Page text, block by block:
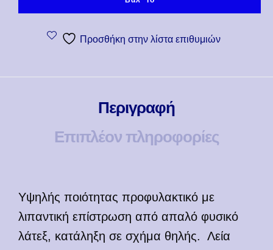
Προσθήκη στην λίστα επιθυμιών
Περιγραφή
Επιπλέον πληροφορίες
Υψηλής ποιότητας προφυλακτικό με
λιπαντική επίστρωση από απαλό φυσικό
λάτεξ, κατάληξη σε σχήμα θηλής. Λεία